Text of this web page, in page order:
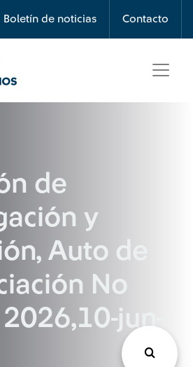
Boletín de noticias Contacto
de
y
Auto de
No
jun-